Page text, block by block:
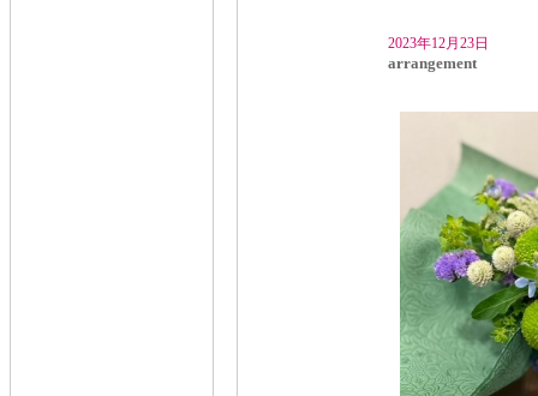
2023年12月23日
arrangement